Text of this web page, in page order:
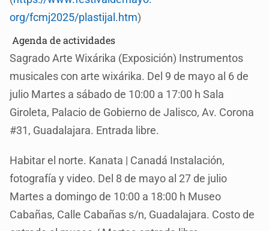
org/fcmj2025/plastijal.htm)
Agenda de actividades
Sagrado Arte Wixárika (Exposición) Instrumentos
musicales con arte wixárika. Del 9 de mayo al 6 de
julio Martes a sábado de 10:00 a 17:00 h Sala
Giroleta, Palacio de Gobierno de Jalisco, Av. Corona
#31, Guadalajara. Entrada libre.
Habitar el norte. Kanata | Canadá Instalación,
fotografía y video. Del 8 de mayo al 27 de julio
Martes a domingo de 10:00 a 18:00 h Museo
Cabañas, Calle Cabañas s/n, Guadalajara. Costo de